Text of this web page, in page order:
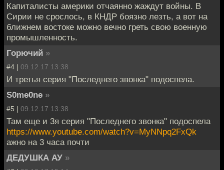
Капиталисты америки отчаянно жаждут войны. В
Сирии не срослось, в КНДР боязно лезть, а вот на
ближнем востоке можно вечно греть свою военную
промышленность.
Горючий »
#4 | 09.12.17 13:38
И третья серия "Последнего звонка" подоспела.
S0me0ne »
#5 | 09.12.17 13:38
Там еще и 3я серия "Последнего звонка" подоспела
https://www.youtube.com/watch?v=MyNNpq2FxQk
ажно на 3 часа почти
ДЕДУШКА АУ »